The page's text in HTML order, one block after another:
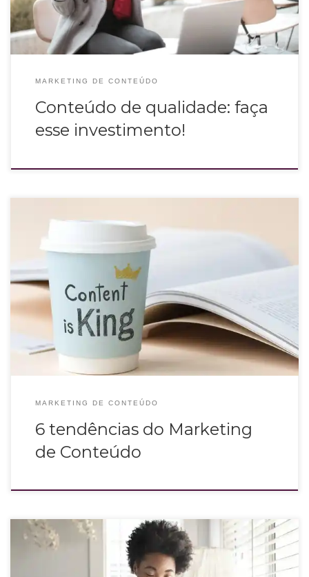
MARKETING DE CONTEÚDO
Conteúdo de qualidade: faça
esse investimento!
O marketing de conteúdo é uma estratégia comprovada que foca no
conteúdo produzido pelas marcas de forma inteligente, confira 6
tendências.
MARKETING DE CONTEÚDO
6 tendências do Marketing
de Conteúdo